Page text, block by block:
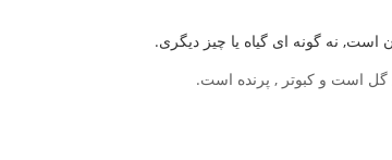
است, نه گونه ای گیاه یا چیز دیگری.
گل است و کبوتر , پرنده است.